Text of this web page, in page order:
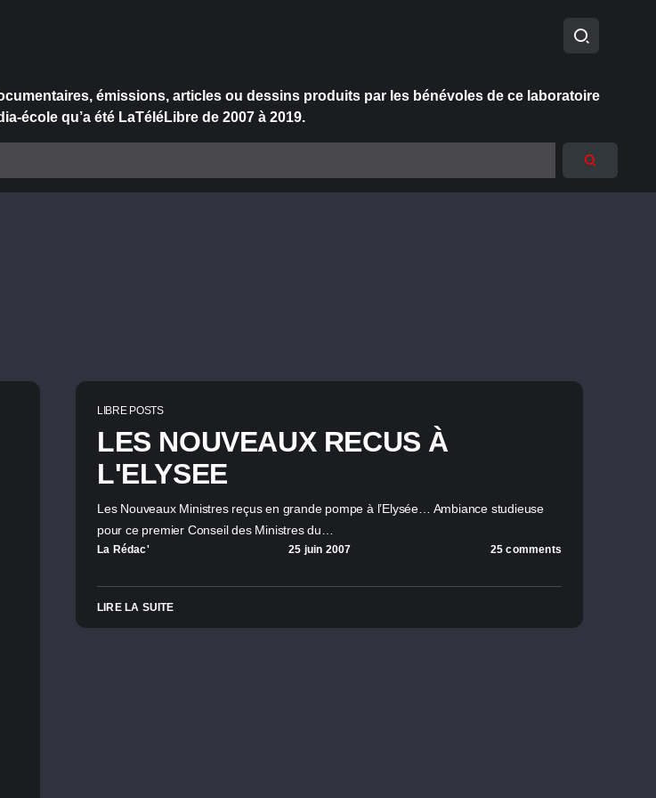
émissions, articles ou dessins produits par les bénévoles de ce laboratoire
école qu’a été LaTéléLibre de 2007 à 2019.
LIBRE POSTS
LES NOUVEAUX RECUS À
L'ELYSEE
Les Nouveaux Ministres reçus en grande pompe à l’Elysée… Ambiance studieuse
pour ce premier Conseil des Ministres du…
La Rédac' 25 juin 2007 25 comments
LIRE LA SUITE